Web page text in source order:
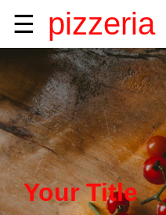
☰ pizzeria
Your Title